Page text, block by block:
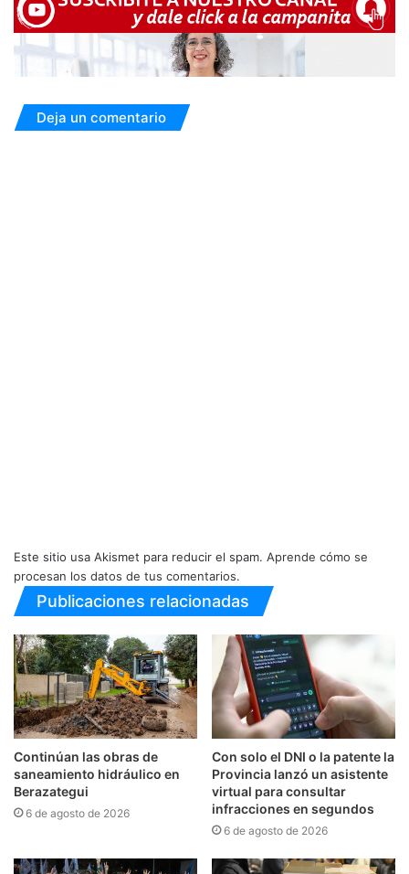
Deja un comentario
Este sitio usa Akismet para reducir el spam. Aprende cómo se
procesan los datos de tus comentarios.
Publicaciones relacionadas
Continúan las obras de
saneamiento hidráulico en
Berazategui
6 de agosto de 2026
Con solo el DNI o la patente la
Provincia lanzó un asistente
virtual para consultar
infracciones en segundos
6 de agosto de 2026